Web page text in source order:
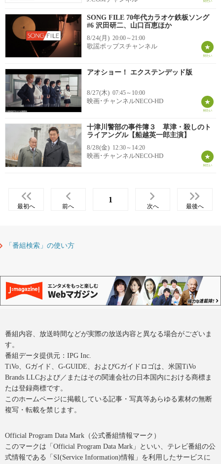
SONG FILE 70年代カラオケ鉄板ソング
#6 沢田研二、山口百恵ほか
8/24(月) 20:00～21:00
歌謡ポップスチャンネル
アオショー！ エクステンデッド版
8/27(木) 07:45～10:00
映画･チャンネルNECO-HD
十津川警部の事件簿３ 草津・殺しのト
ライアングル【船越英一郎主演】
8/28(金) 12:30～14:20
映画･チャンネルNECO-HD
最初へ 前へ
1
次へ 最後へ
「番組検索」の使い方
番組内容、放送時間などが実際の放送内容と異なる場合がございま
す。
番組データ提供元：IPG Inc.
TiVo、Gガイド、G-GUIDE、およびGガイドロゴは、米国TiVo
Brands LLCおよび／またはその関連会社の日本国内における商標ま
たは登録商標です。
このホームページに掲載している記事・写真等あらゆる素材の無断
複写・転載を禁じます。
Official Program Data Mark（公式番組情報マーク）
このマークは「Official Program Data Mark」といい、テレビ番組の公
式情報である「SI(Service Information)情報」を利用したサービスに